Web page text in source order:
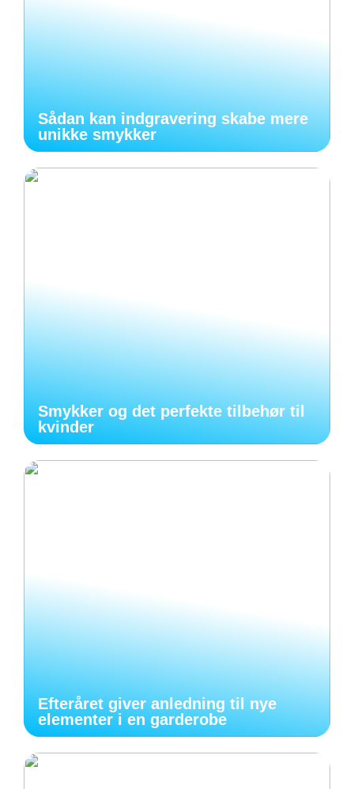
Sådan kan indgravering skabe mere
unikke smykker
Smykker og det perfekte tilbehør til
kvinder
Efteråret giver anledning til nye
elementer i en garderobe